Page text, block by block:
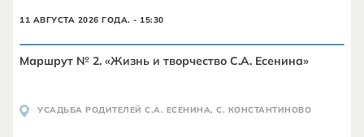
11 АВГУСТА 2026 ГОДА. - 15:30
Маршрут № 2. «Жизнь и творчество С.А. Есенина»
УСАДЬБА РОДИТЕЛЕЙ С.А. ЕСЕНИНА, С. КОНСТАНТИНОВО